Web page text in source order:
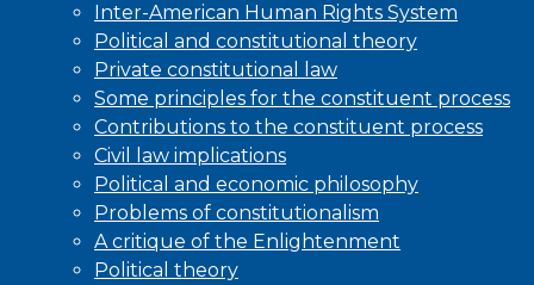
Inter-American Human Rights System
Political and constitutional theory
Private constitutional law
Some principles for the constituent process
Contributions to the constituent process
Civil law implications
Political and economic philosophy
Problems of constitutionalism
A critique of the Enlightenment
Political theory